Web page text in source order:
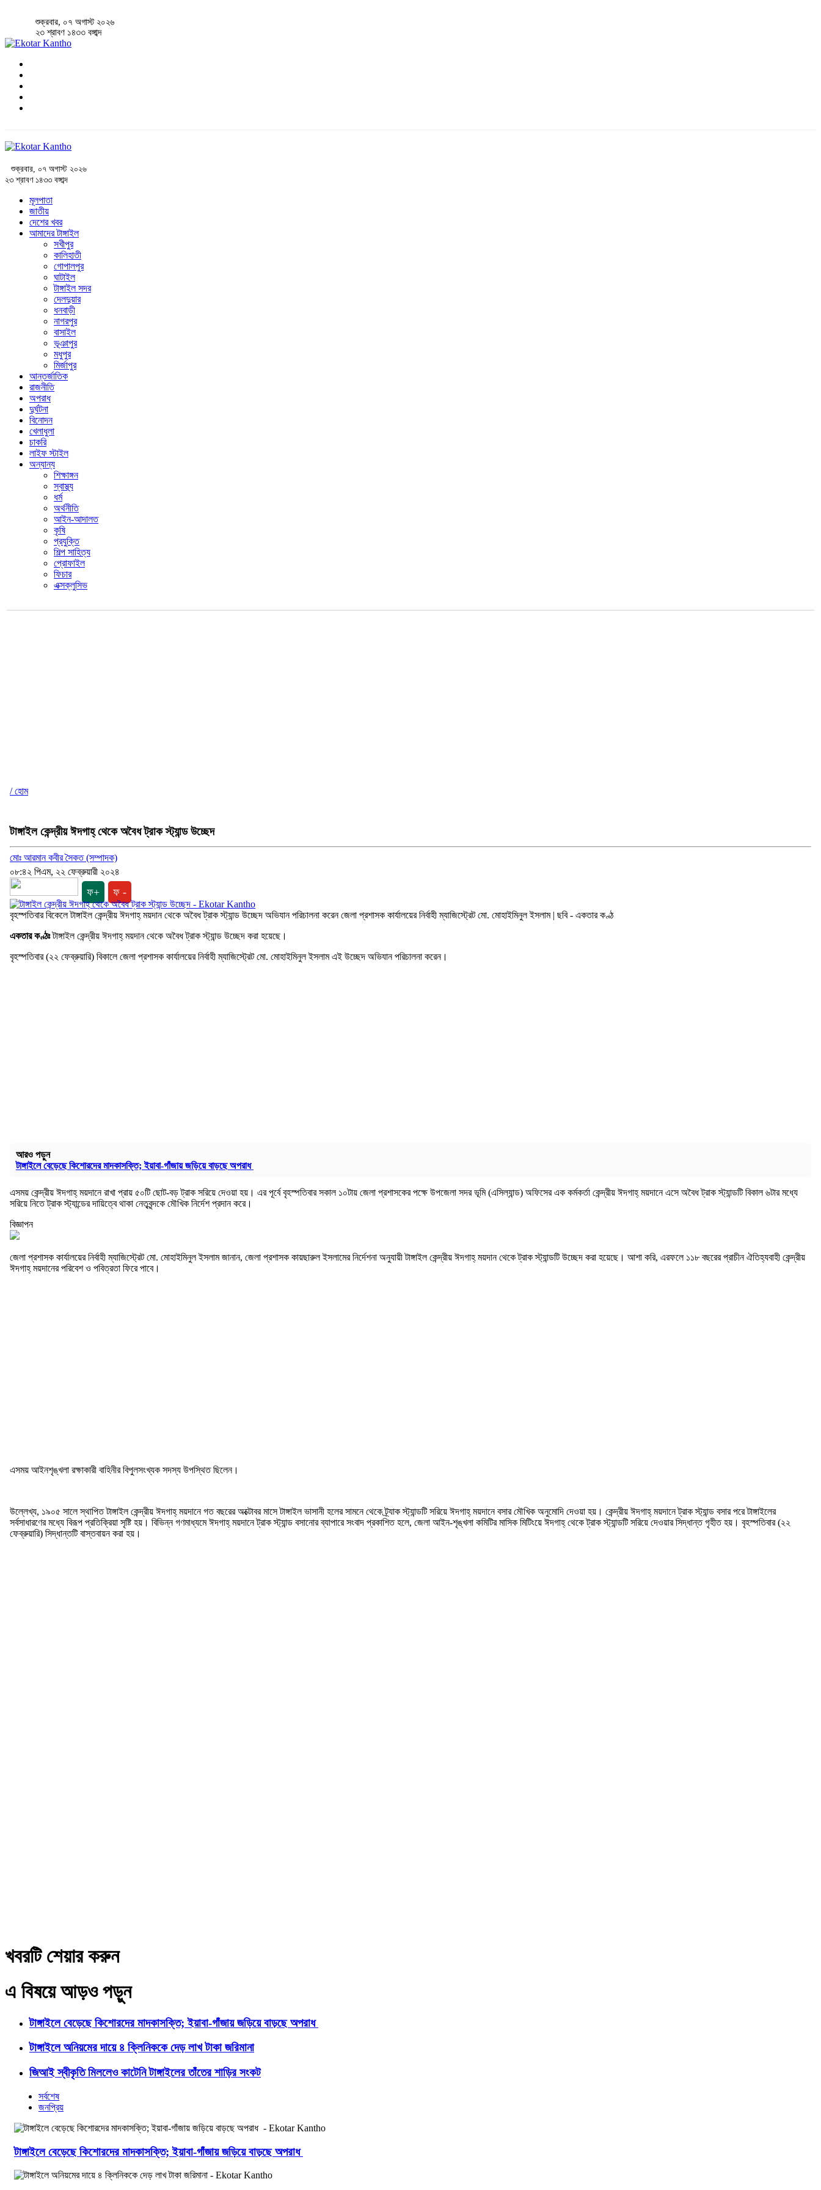
শুক্রবার, ০৭ অগাস্ট ২০২৬
২৩ শ্রাবণ ১৪৩৩ বঙ্গাব্দ
শুক্রবার, ০৭ অগাস্ট ২০২৬
২৩ শ্রাবণ ১৪৩৩ বঙ্গাব্দ
মূলপাতা
জাতীয়
দেশের খবর
আমাদের টাঙ্গাইল
সখীপুর
কালিহাতী
গোপালপুর
ঘাটাইল
টাঙ্গাইল সদর
দেলদুয়ার
ধনবাড়ী
নাগরপুর
বাসাইল
ভূঞাপুর
মধুপুর
মির্জাপুর
আন্তর্জাতিক
রাজনীতি
অপরাধ
দুর্ঘটনা
বিনোদন
খেলাধুলা
চাকরি
লাইফ স্টাইল
অন্যান্য
শিক্ষাঙ্গন
স্বাস্থ্য
ধর্ম
অর্থনীতি
আইন-আদালত
কৃষি
প্রযুক্তি
শিল্প সাহিত্য
প্রোফাইল
ফিচার
এক্সক্লুসিভ
/ হোম
টাঙ্গাইল কেন্দ্রীয় ঈদগাহ্ থেকে অবৈধ ট্রাক স্ট্যান্ড উচ্ছেদ
মোঃ আরমান কবীর সৈকত (সম্পাদক)
০৮:৪২ পিএম, ২২ ফেব্রুয়ারী ২০২৪
ফ+ ফ -
বৃহস্পতিবার বিকেলে টাঙ্গাইল কেন্দ্রীয় ঈদগাহ্ ময়দান থেকে অবৈধ ট্রাক স্ট্যান্ড উচ্ছেদ অভিযান পরিচালনা করেন জেলা প্রশাসক কার্যালয়ের নির্বাহী ম্যাজিস্ট্রেট মো. মোহাইমিনুল ইসলাম | ছবি - একতার কণ্ঠ
একতার কণ্ঠঃটাঙ্গাইল কেন্দ্রীয় ঈদগাহ্ ময়দান থেকে অবৈধ ট্রাক স্ট্যান্ড উচ্ছেদ করা হয়েছে।
বৃহস্পতিবার (২২ ফেব্রুয়ারি) বিকালে জেলা প্রশাসক কার্যালয়ের নির্বাহী ম্যাজিস্ট্রেট মো. মোহাইমিনুল ইসলাম এই উচ্ছেদ অভিযান পরিচালনা করেন।
আরও পড়ুন
টাঙ্গাইলে বেড়েছে কিশোরদের মাদকাসক্তি; ইয়াবা-গাঁজায় জড়িয়ে বাড়ছে অপরাধ
এসময় কেন্দ্রীয় ঈদগাহ্ ময়দানে রাখা প্রায় ৫০টি ছোট-বড় ট্রাক সরিয়ে দেওয়া হয়। এর পূর্বে বৃহস্পতিবার সকাল ১০টায় জেলা প্রশাসকের পক্ষে উপজেলা সদর ভূমি (এসিল্যান্ড) অফিসের এক কর্মকর্তা কেন্দ্রীয় ঈদগাহ্ ময়দানে এসে অবৈধ ট্রাক স্ট্যান্ডটি বিকাল ৬টার মধ্যে
সরিয়ে নিতে ট্রাক স্ট্যান্ডের দায়িত্বে থাকা নেতৃবৃন্দকে মৌখিক নির্দেশ প্রদান করে।
বিজ্ঞাপন
জেলা প্রশাসক কার্যালয়ের নির্বাহী ম্যাজিস্ট্রেট মো. মোহাইমিনুল ইসলাম জানান, জেলা প্রশাসক কায়ছারুল ইসলামের নির্দেশনা অনুযায়ী টাঙ্গাইল কেন্দ্রীয় ঈদগাহ্ ময়দান থেকে ট্রাক স্ট্যান্ডটি উচ্ছেদ করা হয়েছে। আশা করি, এরফলে ১১৮ বছরের প্রাচীন ঐতিহ্যবাহী কেন্দ্রীয়
ঈদগাহ্ ময়দানের পরিবেশ ও পবিত্রতা ফিরে পাবে।
এসময় আইনশৃঙ্খলা রক্ষাকারী বাহিনীর বিপুলসংখ্যক সদস্য উপস্থিত ছিলেন।
উল্লেখ্য, ১৯০৫ সালে স্থাপিত টাঙ্গাইল কেন্দ্রীয় ঈদগাহ্ ময়দানে গত বছরের অক্টোবর মাসে টাঙ্গাইল ভাসানী হলের সামনে থেকে ট্র্যাক স্ট্যান্ডটি সরিয়ে ঈদগাহ্ ময়দানে বসার মৌখিক অনুমোদি দেওয়া হয়। কেন্দ্রীয় ঈদগাহ্ ময়দানে ট্রাক স্ট্যান্ড বসার পরে টাঙ্গাইলের
সর্বসাধারণের মধ্যে বিরূপ প্রতিক্রিয়া সৃষ্টি হয়। বিভিন্ন গণমাধ্যমে ঈদগাহ্ ময়দানে ট্রাক স্ট্যান্ড বসানোর ব্যাপারে সংবাদ প্রকাশিত হলে, জেলা আইন-শৃঙ্খলা কমিটির মাসিক মিটিংয়ে ঈদগাহ্ থেকে ট্রাক স্ট্যান্ডটি সরিয়ে দেওয়ার সিদ্ধান্ত গৃহীত হয়। বৃহস্পতিবার (২২
ফেব্রুয়ারি) সিদ্ধান্তটি বাস্তবায়ন করা হয়।
খবরটি শেয়ার করুন
এ বিষয়ে আড়ও পড়ুন
টাঙ্গাইলে বেড়েছে কিশোরদের মাদকাসক্তি; ইয়াবা-গাঁজায় জড়িয়ে বাড়ছে অপরাধ
টাঙ্গাইলে অনিয়মের দায়ে ৪ ক্লিনিককে দেড় লাখ টাকা জরিমানা
জিআই স্বীকৃতি মিললেও কাটেনি টাঙ্গাইলের তাঁতের শাড়ির সংকট
সর্বশেষ
জনপ্রিয়
টাঙ্গাইলে বেড়েছে কিশোরদের মাদকাসক্তি; ইয়াবা-গাঁজায় জড়িয়ে বাড়ছে অপরাধ